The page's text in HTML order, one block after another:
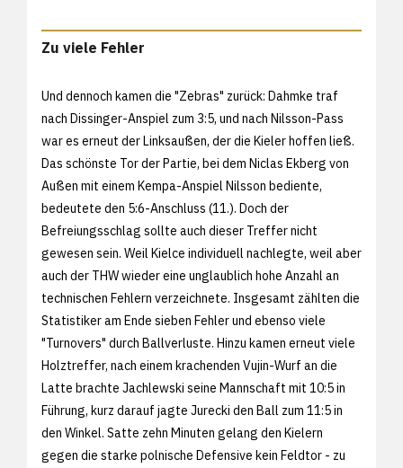
Zu viele Fehler
Und dennoch kamen die "Zebras" zurück: Dahmke traf
nach Dissinger-Anspiel zum 3:5, und nach Nilsson-Pass
war es erneut der Linksaußen, der die Kieler hoffen ließ.
Das schönste Tor der Partie, bei dem Niclas Ekberg von
Außen mit einem Kempa-Anspiel Nilsson bediente,
bedeutete den 5:6-Anschluss (11.). Doch der
Befreiungsschlag sollte auch dieser Treffer nicht
gewesen sein. Weil Kielce individuell nachlegte, weil aber
auch der THW wieder eine unglaublich hohe Anzahl an
technischen Fehlern verzeichnete. Insgesamt zählten die
Statistiker am Ende sieben Fehler und ebenso viele
"Turnovers" durch Ballverluste. Hinzu kamen erneut viele
Holztreffer, nach einem krachenden Vujin-Wurf an die
Latte brachte Jachlewski seine Mannschaft mit 10:5 in
Führung, kurz darauf jagte Jurecki den Ball zum 11:5 in
den Winkel. Satte zehn Minuten gelang den Kielern
gegen die starke polnische Defensive kein Feldtor - zu